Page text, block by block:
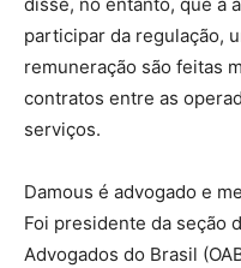
disse, no entanto, que a
participar da regulação,
remuneração são feitas
contratos entre as
serviços.
Damous é advogado e
Foi presidente da seção
Advogados do Brasil